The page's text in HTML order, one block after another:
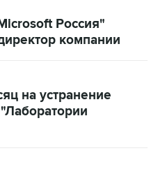
Россия"
компании
на устранение